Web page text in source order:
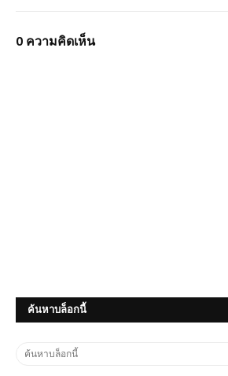
0 ความคิดเห็น
ค้นหาบล็อกนี้
โหลดเกมส์ (PC) ฟรี DRAGON BALL:
มันส์จากจักรวาลดราก้อนบอล